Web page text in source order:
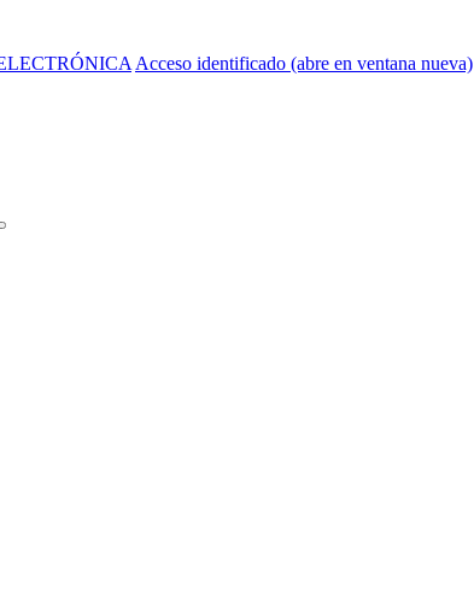
Acceso identificado (abre en ventana nueva)